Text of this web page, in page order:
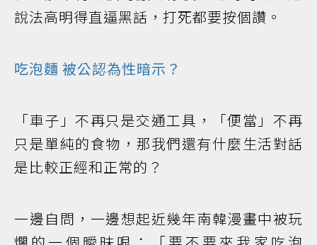
說法高明得直逼黑話，打死都要按個讚。
吃泡麵 被公認為性暗示？
「車子」不再只是交通工具，「便當」不再
只是單純的食物，那我們還有什麼生活對話
是比較正經和正常的？
一邊自問，一邊想起近幾年南韓漫畫中被玩